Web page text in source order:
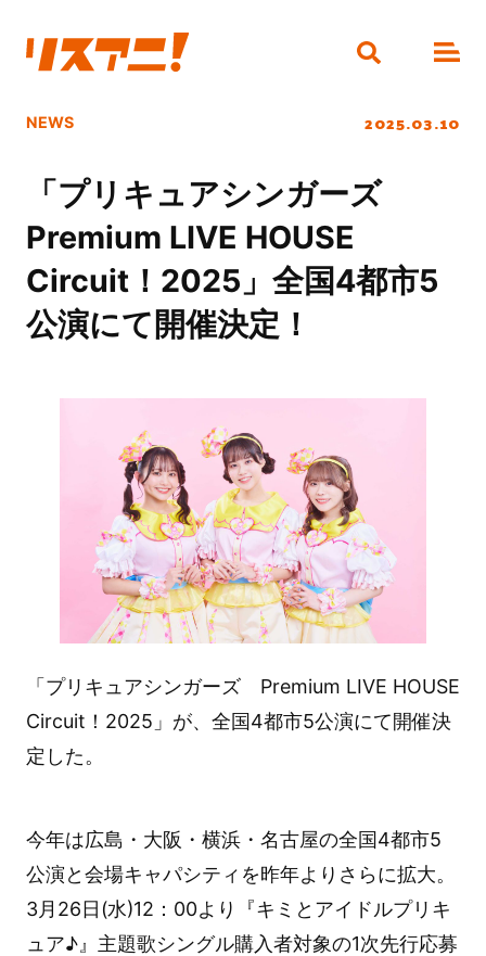
NEWS 2025.03.10
「プリキュアシンガーズ
Premium LIVE HOUSE
Circuit！2025」全国4都市5
公演にて開催決定！
「プリキュアシンガーズ Premium LIVE HOUSE
Circuit！2025」が、全国4都市5公演にて開催決
定した。
今年は広島・大阪・横浜・名古屋の全国4都市5
公演と会場キャパシティを昨年よりさらに拡大。
3月26日(水)12：00より『キミとアイドルプリキ
ュア♪』主題歌シングル購入者対象の1次先行応募